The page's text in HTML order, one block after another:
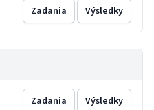
Zadania Výsledky
Zadania Výsledky